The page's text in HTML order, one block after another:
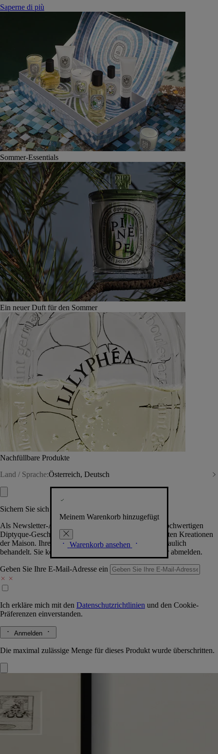
Saperne di più
Sommer-Essentials
Ein neuer Duft für den Sommer
Nachfüllbare Produkte
Land / Sprache:Österreich, Deutsch
Meinem Warenkorb hinzugefügt
Warenkorb ansehen
Sichern Sie sich exklusive Vorteile
Als Newsletter-Abonnent.in erhalten Sie Zugang zu hochwertigen
Diptyque-Geschenken, Events & News über die neuesten Kreationen
der Maison. Ihre Daten werden selbstverständlich vertraulich
behandelt. Sie können sich jederzeit problemlos wieder abmelden.
Geben Sie Ihre E-Mail-Adresse ein
Ich erkläre mich mit den Datenschutzrichtlinien und den Cookie-
Präferenzen einverstanden.
Anmelden
Die maximal zulässige Menge für dieses Produkt wurde überschritten.